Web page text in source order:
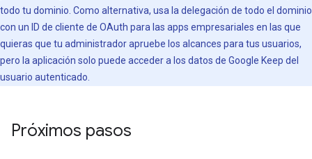
todo tu dominio. Como alternativa, usa la delegación de todo el dominio
con un ID de cliente de OAuth para las apps empresariales en las que
quieras que tu administrador apruebe los alcances para tus usuarios,
pero la aplicación solo puede acceder a los datos de Google Keep del
usuario autenticado.
Próximos pasos